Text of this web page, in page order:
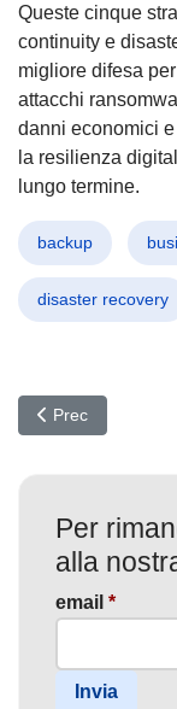
Queste cinque
continuity e
migliore difesa
attacchi
danni economici
la resilienza
lungo termine.
backup
disaster recovery
Articolo
Prec
Per
alla
email *
Invia